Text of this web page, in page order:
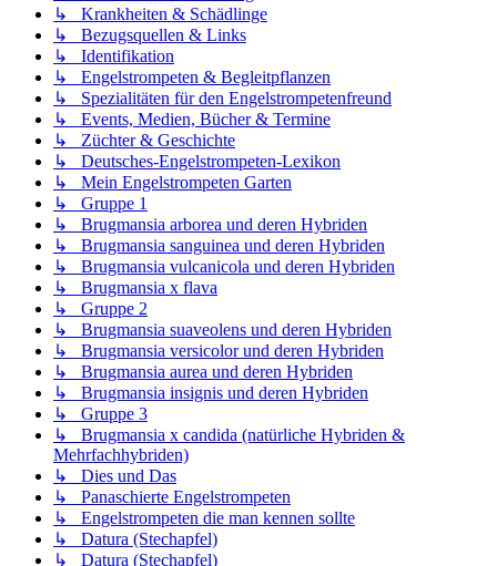
↳ Krankheiten & Schädlinge
↳ Bezugsquellen & Links
↳ Identifikation
↳ Engelstrompeten & Begleitpflanzen
↳ Spezialitäten für den Engelstrompetenfreund
↳ Events, Medien, Bücher & Termine
↳ Züchter & Geschichte
↳ Deutsches-Engelstrompeten-Lexikon
↳ Mein Engelstrompeten Garten
↳ Gruppe 1
↳ Brugmansia arborea und deren Hybriden
↳ Brugmansia sanguinea und deren Hybriden
↳ Brugmansia vulcanicola und deren Hybriden
↳ Brugmansia x flava
↳ Gruppe 2
↳ Brugmansia suaveolens und deren Hybriden
↳ Brugmansia versicolor und deren Hybriden
↳ Brugmansia aurea und deren Hybriden
↳ Brugmansia insignis und deren Hybriden
↳ Gruppe 3
↳ Brugmansia x candida (natürliche Hybriden &
Mehrfachhybriden)
↳ Dies und Das
↳ Panaschierte Engelstrompeten
↳ Engelstrompeten die man kennen sollte
↳ Datura (Stechapfel)
↳ Datura (Stechapfel)